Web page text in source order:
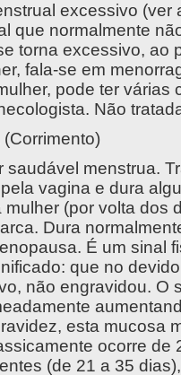
excessivo
que normalmente
torna excessivo, ao
fala-se em
pode ter
Não
saudável menstrua.
vagina e dura
(por volta dos
Dura
É um sinal
que no
não engravidou. O
esta mucosa
ocorre
(de 21 a 35